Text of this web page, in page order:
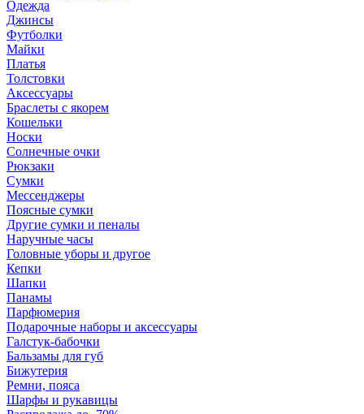
Одежда
Джинсы
Футболки
Майки
Платья
Толстовки
Аксессуары
Браслеты с якорем
Кошельки
Носки
Солнечные очки
Рюкзаки
Сумки
Мессенджеры
Поясные сумки
Другие сумки и пеналы
Наручные часы
Головные уборы и другое
Кепки
Шапки
Панамы
Парфюмерия
Подарочные наборы и аксессуары
Галстук-бабочки
Бальзамы для губ
Бижутерия
Ремни, пояса
Шарфы и рукавицы